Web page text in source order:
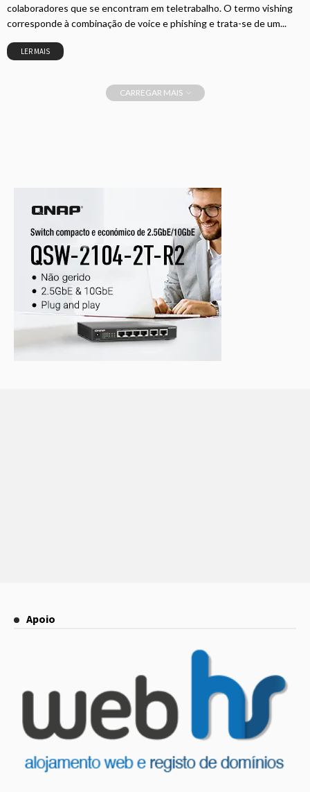
colaboradores que se encontram em teletrabalho. O termo vishing
corresponde à combinação de voice e phishing e trata-se de um...
LER MAIS
CARREGAR MAIS
Apoio